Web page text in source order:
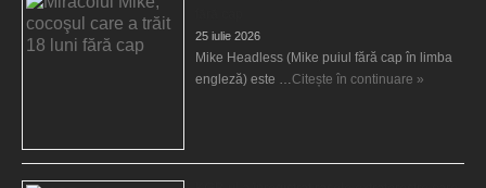
25 iulie 2026
Mike Headless (Mike puiul fără cap în limba
engleză) este …Citește în continuare »